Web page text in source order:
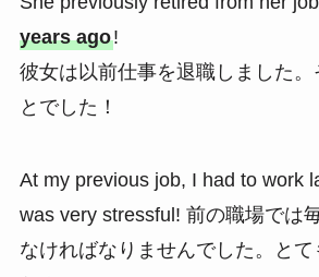
years ago!
彼女は以前仕事を退職しました。
とでした！
At my previous job, I had to work
was very stressful! 前の職場では
なければなりませんでした。とて